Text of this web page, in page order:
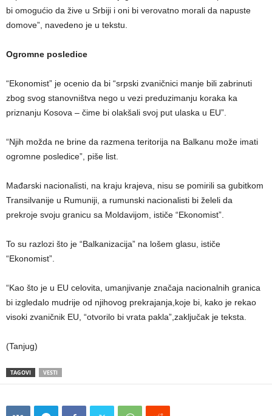
bi omogućio da žive u Srbiji i oni bi verovatno morali da napuste
domove”, navedeno je u tekstu.
Ogromne posledice
“Ekonomist” je ocenio da bi “srpski zvaničnici manje bili zabrinuti
zbog svog stanovništva nego u vezi preduzimanju koraka ka
priznanju Kosova – čime bi olakšali svoj put ulaska u EU”.
“Njih možda ne brine da razmena teritorija na Balkanu može imati
ogromne posledice”, piše list.
Mađarski nacionalisti, na kraju krajeva, nisu se pomirili sa gubitkom
Transilvanije u Rumuniji, a rumunski nacionalisti bi želeli da
prekroje svoju granicu sa Moldavijom, ističe “Ekonomist”.
To su razlozi što je “Balkanizacija” na lošem glasu, ističe
“Ekonomist”.
“Kao što je u EU celovita, umanjivanje značaja nacionalnih granica
bi izgledalo mudrije od njihovog prekrajanja,koje bi, kako je rekao
visoki zvaničnik EU, “otvorilo bi vrata pakla”,zaključak je teksta.
(Tanjug)
TAGOVI VESTI